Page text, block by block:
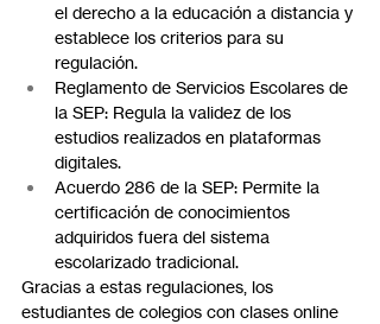
el derecho a la educación a distancia y
establece los criterios para su
regulación.
Reglamento de Servicios Escolares de
la SEP: Regula la validez de los
estudios realizados en plataformas
digitales.
Acuerdo 286 de la SEP: Permite la
certificación de conocimientos
adquiridos fuera del sistema
escolarizado tradicional.
Gracias a estas regulaciones, los
estudiantes de colegios con clases online